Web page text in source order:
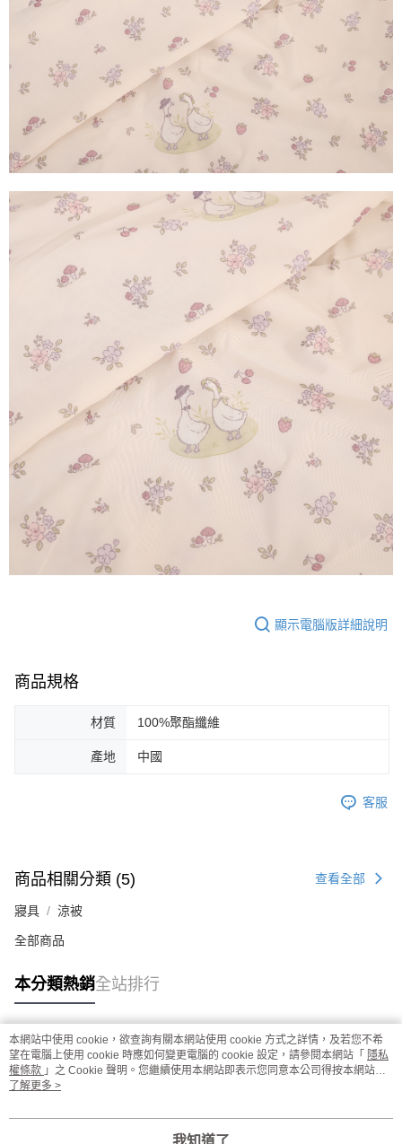
顯示電腦版詳細說明
商品規格
材質 100%聚酯纖維
產地 中國
客服
商品相關分類 (5) 查看全部
寢具 涼被
全部商品
本分類熱銷全站排行
熱門標籤
本網站中使用 cookie，欲查詢有關本網站使用 cookie 方式之詳情，及若您不希
望在電腦上使用 cookie 時應如何變更電腦的 cookie 設定，請參閱本網站「 隱私
權條款 」之 Cookie 聲明。您繼續使用本網站即表示您同意本公司得按本網站使
用條款之 Cookie 聲明使用 cookie。
了解更多 >
我知道了